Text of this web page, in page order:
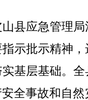
县应急管理
示批示精神
基层基础。
全事故和自然